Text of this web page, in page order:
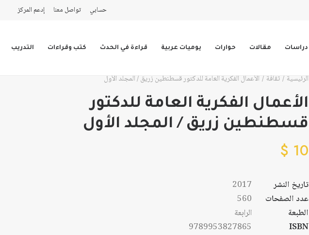
حسابي تواصل معنا إدعم المركز
دراسات مقالات حوارات يوميات عربية قراءة في الحدث كتب وقراءات التدريب
الرئيسية ثقافة الأعمال الفكرية العامة للدكتور قسطنطين زريق / المجلد الأول
الأعمال الفكرية العامة للدكتور
قسطنطين زريق / المجلد الأول
10
$
تاريخ النشر
2017
عدد الصفحات
560
الطبعة
الرابعة
ISBN
9789953827865